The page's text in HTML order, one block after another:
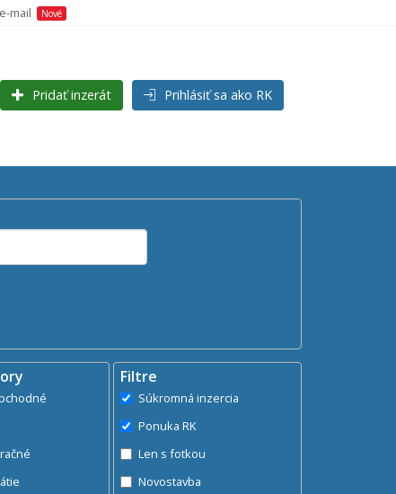
mail Nové
Pridať inzerát Prihlásiť sa ako RK
Hľadaj
obchodné
státie
Filtre
Súkromná inzercia
Ponuka RK
Len s fotkou
Novostavba